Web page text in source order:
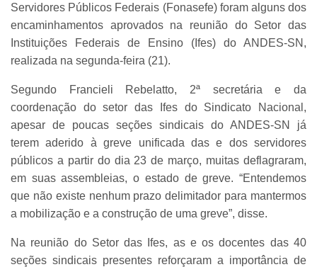
Servidores Públicos Federais (Fonasefe) foram alguns dos
encaminhamentos aprovados na reunião do Setor das
Instituições Federais de Ensino (Ifes) do ANDES-SN,
realizada na segunda-feira (21).
Segundo Francieli Rebelatto, 2ª secretária e da
coordenação do setor das Ifes do Sindicato Nacional,
apesar de poucas seções sindicais do ANDES-SN já
terem aderido à greve unificada das e dos servidores
públicos a partir do dia 23 de março, muitas deflagraram,
em suas assembleias, o estado de greve. “Entendemos
que não existe nenhum prazo delimitador para mantermos
a mobilização e a construção de uma greve”, disse.
Na reunião do Setor das Ifes, as e os docentes das 40
seções sindicais presentes reforçaram a importância de